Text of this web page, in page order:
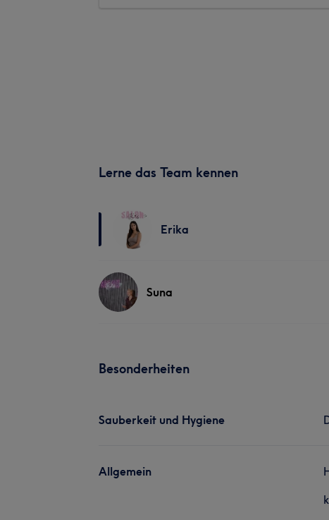
Lerne das Team kennen
Erika
Suna
Besonderheiten
Sauberkeit und Hygiene
Allgemein